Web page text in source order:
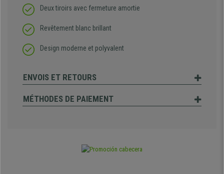
Deux tiroirs avec fermeture amortie
Revêtement blanc brillant
Design moderne et polyvalent
ENVOIS ET RETOURS
MÉTHODES DE PAIEMENT